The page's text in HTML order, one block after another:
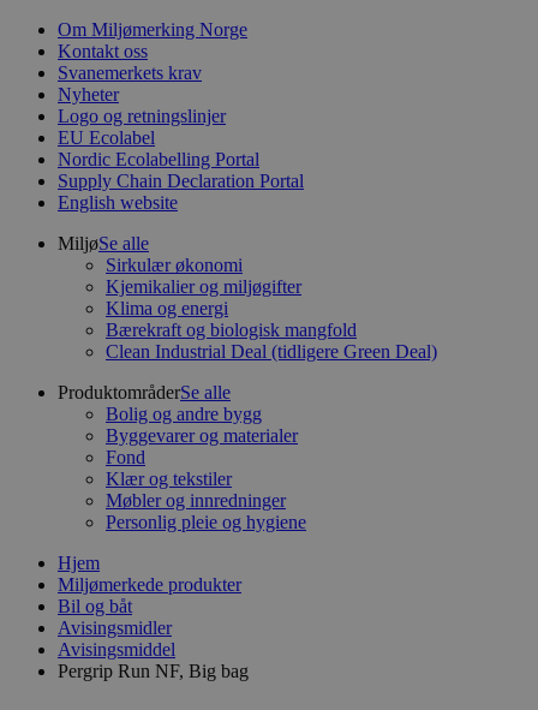
Om Miljømerking Norge
Kontakt oss
Svanemerkets krav
Nyheter
Logo og retningslinjer
EU Ecolabel
Nordic Ecolabelling Portal
Supply Chain Declaration Portal
English website
MiljøSe alle
Sirkulær økonomi
Kjemikalier og miljøgifter
Klima og energi
Bærekraft og biologisk mangfold
Clean Industrial Deal (tidligere Green Deal)
ProduktområderSe alle
Bolig og andre bygg
Byggevarer og materialer
Fond
Klær og tekstiler
Møbler og innredninger
Personlig pleie og hygiene
Hjem
Miljømerkede produkter
Bil og båt
Avisingsmidler
Avisingsmiddel
Pergrip Run NF, Big bag